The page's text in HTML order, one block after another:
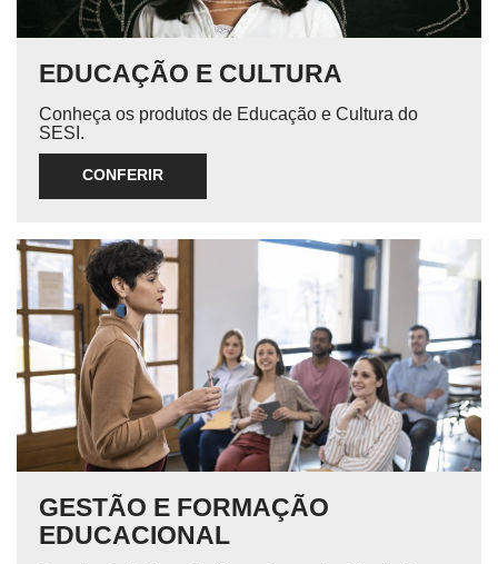
EDUCAÇÃO E CULTURA
Conheça os produtos de Educação e Cultura do
SESI.
CONFERIR
GESTÃO E FORMAÇÃO
EDUCACIONAL